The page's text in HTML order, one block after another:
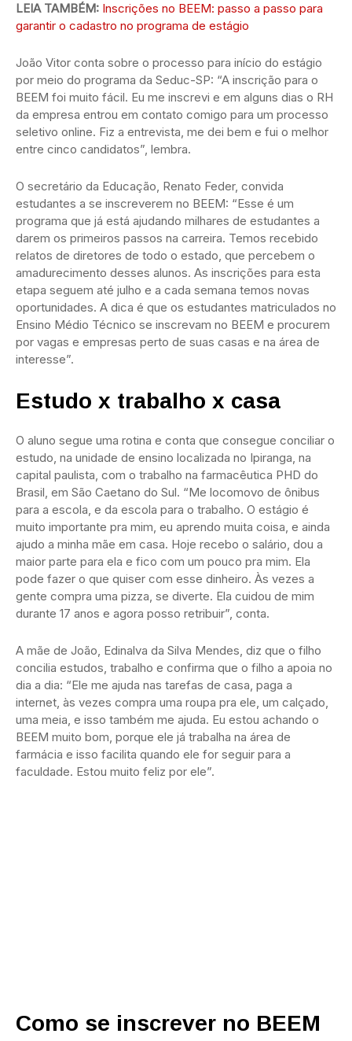
LEIA TAMBÉM: Inscrições no BEEM: passo a passo para
garantir o cadastro no programa de estágio
João Vitor conta sobre o processo para início do estágio
por meio do programa da Seduc-SP: “A inscrição para o
BEEM foi muito fácil. Eu me inscrevi e em alguns dias o RH
da empresa entrou em contato comigo para um processo
seletivo online. Fiz a entrevista, me dei bem e fui o melhor
entre cinco candidatos”, lembra.
O secretário da Educação, Renato Feder, convida
estudantes a se inscreverem no BEEM: “Esse é um
programa que já está ajudando milhares de estudantes a
darem os primeiros passos na carreira. Temos recebido
relatos de diretores de todo o estado, que percebem o
amadurecimento desses alunos. As inscrições para esta
etapa seguem até julho e a cada semana temos novas
oportunidades. A dica é que os estudantes matriculados no
Ensino Médio Técnico se inscrevam no BEEM e procurem
por vagas e empresas perto de suas casas e na área de
interesse”.
Estudo x trabalho x casa
O aluno segue uma rotina e conta que consegue conciliar o
estudo, na unidade de ensino localizada no Ipiranga, na
capital paulista, com o trabalho na farmacêutica PHD do
Brasil, em São Caetano do Sul. “Me locomovo de ônibus
para a escola, e da escola para o trabalho. O estágio é
muito importante pra mim, eu aprendo muita coisa, e ainda
ajudo a minha mãe em casa. Hoje recebo o salário, dou a
maior parte para ela e fico com um pouco pra mim. Ela
pode fazer o que quiser com esse dinheiro. Às vezes a
gente compra uma pizza, se diverte. Ela cuidou de mim
durante 17 anos e agora posso retribuir”, conta.
A mãe de João, Edinalva da Silva Mendes, diz que o filho
concilia estudos, trabalho e confirma que o filho a apoia no
dia a dia: “Ele me ajuda nas tarefas de casa, paga a
internet, às vezes compra uma roupa pra ele, um calçado,
uma meia, e isso também me ajuda. Eu estou achando o
BEEM muito bom, porque ele já trabalha na área de
farmácia e isso facilita quando ele for seguir para a
faculdade. Estou muito feliz por ele”.
Como se inscrever no BEEM